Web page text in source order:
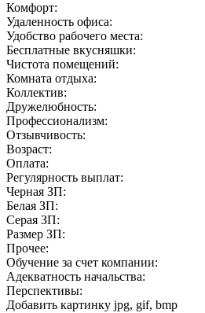
Комфорт:
Удаленность офиса:
Удобство рабочего места:
Бесплатные вкусняшки:
Чистота помещений:
Комната отдыха:
Коллектив:
Дружелюбность:
Профессионализм:
Отзывчивость:
Возраст:
Оплата:
Регулярность выплат:
Черная ЗП:
Белая ЗП:
Серая ЗП:
Размер ЗП:
Прочее:
Обучение за счет компании:
Адекватность начальства:
Перспективы:
Добавить картинку jpg, gif, bmp